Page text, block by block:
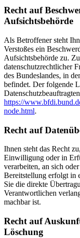
Recht auf
Aufsichtsbehörde
Als Betroffener steht
Verstoßes ein
Aufsichtsbehörde zu.
datenschutzrechtlicher
des Bundeslandes, in
befindet. Der folgende
https://
node.html.
Recht auf
Ihnen steht das Recht
Einwilligung oder in
verarbeiten, an sich
Bereitstellung erfolgt in
Sie die direkte
Verantwortlichen
machbar ist.
Recht auf
Löschung